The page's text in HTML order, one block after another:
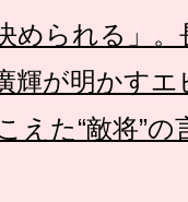
められる」
輝が明かす
えた“敵将”の